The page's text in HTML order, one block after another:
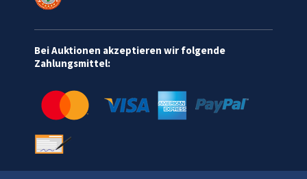
Bei Auktionen akzeptieren wir folgende
Zahlungsmittel: